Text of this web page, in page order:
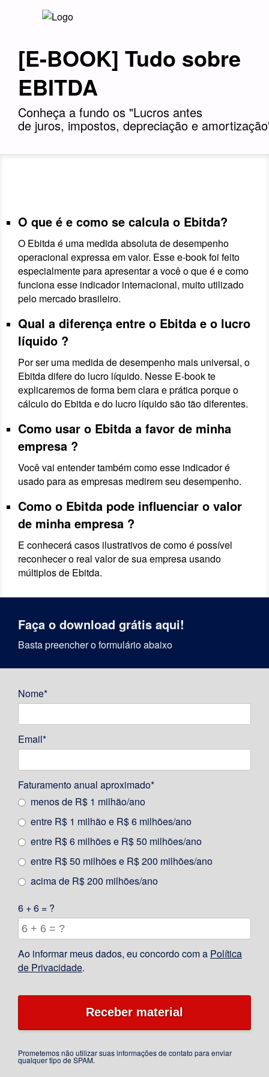
[E-BOOK] Tudo sobre
EBITDA
Conheça a fundo os "Lucros antes
de juros, impostos, depreciação e
O que é e como se calcula o Ebitda?
O Ebitda é uma medida absoluta de desempenho
operacional expressa em valor. Esse e-book foi feito
especialmente para apresentar a você o que é e como
funciona esse indicador internacional, muito utilizado
pelo mercado brasileiro.
Qual a diferença entre o Ebitda e o lucro
líquido ?
Por ser uma medida de desempenho mais universal, o
Ebitda difere do lucro líquido. Nesse E-book te
explicaremos de forma bem clara e prática porque o
cálculo do Ebitda e do lucro líquido são tão diferentes.
Como usar o Ebitda a favor de minha
empresa ?
Você vai entender também como esse indicador é
usado para as empresas medirem seu desempenho.
Como o Ebitda pode influenciar o valor
de minha empresa ?
E conhecerá casos ilustrativos de como é possível
reconhecer o real valor de sua empresa usando
múltiplos de Ebitda.
Faça o download grátis aqui!
Basta preencher o formulário abaixo
Nome*
Email*
Faturamento anual aproximado*
menos de R$ 1 milhão/ano
entre R$ 1 milhão e R$ 6 milhões/ano
entre R$ 6 milhões e R$ 50 milhões/ano
entre R$ 50 milhões e R$ 200 milhões/ano
acima de R$ 200 milhões/ano
6 + 6 = ?
Ao informar meus dados, eu concordo com a Política
de Privacidade.
Prometemos não utilizar suas informações de contato para enviar
qualquer tipo de SPAM.